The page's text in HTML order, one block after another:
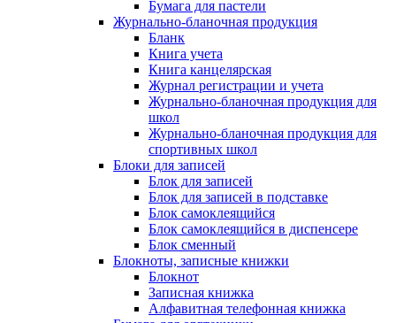
Бумага для пастели
Журнально-бланочная продукция
Бланк
Книга учета
Книга канцелярская
Журнал регистрации и учета
Журнально-бланочная продукция для
школ
Журнально-бланочная продукция для
спортивных школ
Блоки для записей
Блок для записей
Блок для записей в подставке
Блок самоклеящийся
Блок самоклеящийся в диспенсере
Блок сменный
Блокноты, записные книжки
Блокнот
Записная книжка
Алфавитная телефонная книжка